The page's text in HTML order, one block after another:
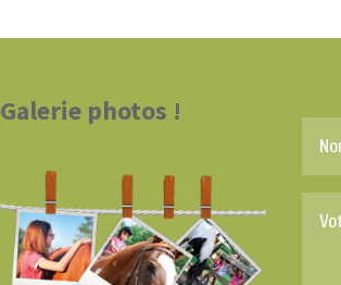
Galerie photos !